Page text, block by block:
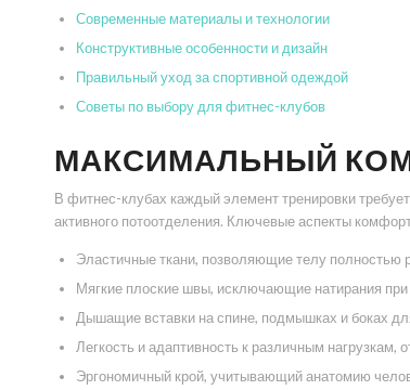
Современные материалы и технологии
Конструктивные особенности и дизайн
Правильный уход за спортивной одеждой
Советы по выбору для фитнес-клубов
МАКСИМАЛЬНЫЙ
В фитнес-клубах каждый элемент тренировки
активного потоотделения. Ключевые аспекты
Эластичные ткани, позволяющие телу полностью
Мягкие плоские швы, исключающие натирания при
Дышащие вставки на спине, подмышках и боках
Легкость и адаптивность к различным нагрузкам,
Эргономичный крой, учитывающий анатомию